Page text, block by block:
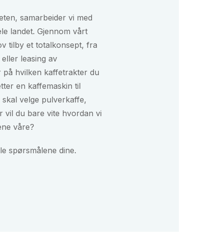
samarbeider vi med
landet. Gjennom vårt
tilby et totalkonsept, fra
leasing av
på hvilken kaffetrakter du
en kaffemaskin til
velge pulverkaffe,
vil du bare vite hvordan vi
våre?
spørsmålene dine.